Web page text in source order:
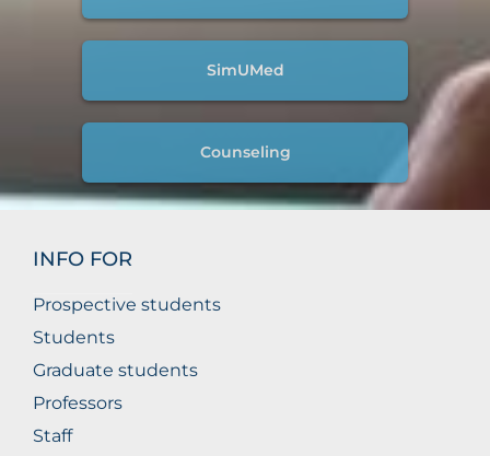
SimUMed
Counseling
INFO FOR
Prospective students
Students
Graduate students
Professors
Staff